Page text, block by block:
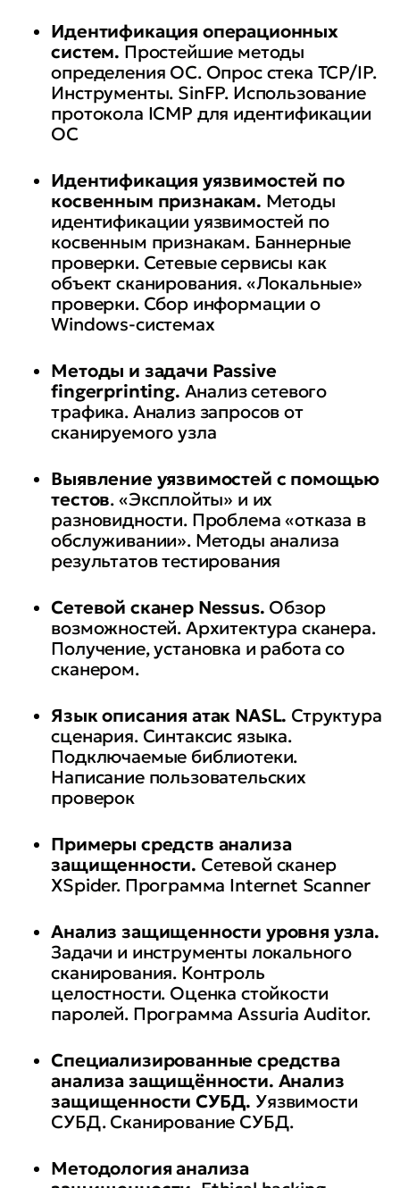
Идентификация операционных
систем. Простейшие методы
определения ОС. Опрос стека TCP/IP.
Инструменты. SinFP. Использование
протокола ICMP для идентификации
ОС
Идентификация уязвимостей по
косвенным признакам. Методы
идентификации уязвимостей по
косвенным признакам. Баннерные
проверки. Сетевые сервисы как
объект сканирования. «Локальные»
проверки. Сбор информации о
Windows-системах
Методы и задачи Passive
fingerprinting. Анализ сетевого
трафика. Анализ запросов от
сканируемого узла
Выявление уязвимостей с помощью
тестов. «Эксплойты» и их
разновидности. Проблема «отказа в
обслуживании». Методы анализа
результатов тестирования
Сетевой сканер Nessus. Обзор
возможностей. Архитектура сканера.
Получение, установка и работа со
сканером.
Язык описания атак NASL. Структура
сценария. Синтаксис языка.
Подключаемые библиотеки.
Написание пользовательских
проверок
Примеры средств анализа
защищенности. Сетевой сканер
XSpider. Программа Internet Scanner
Анализ защищенности уровня узла.
Задачи и инструменты локального
сканирования. Контроль
целостности. Оценка стойкости
паролей. Программа Assuria Auditor.
Специализированные средства
анализа защищённости. Анализ
защищенности СУБД. Уязвимости
СУБД. Сканирование СУБД.
Методология анализа